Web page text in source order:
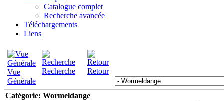
Catalogue complet
Recherche avancée
Téléchargements
Liens
Vue
Générale
Recherche Retour
Catégorie: Wormeldange